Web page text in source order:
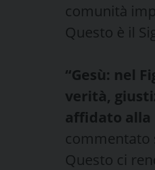
comunità
Questo è il
“Gesù: nel
verità,
affidato alla
commentato
Questo ci